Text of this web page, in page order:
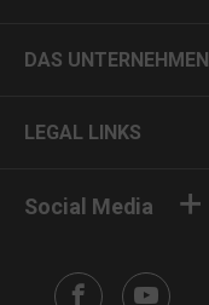
DAS UNTERNEHMEN
Social Media
LEGAL LINKS